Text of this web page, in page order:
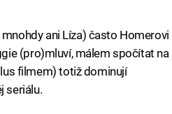
ani Líza) často Homerovi
(pro)mluví, málem spočítat na
filmem) totiž dominují
seriálu.